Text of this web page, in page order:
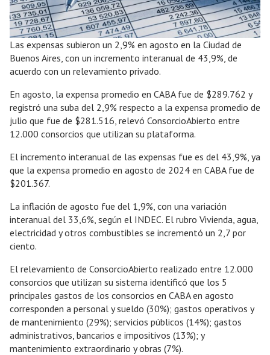
Las expensas subieron un 2,9% en agosto en la Ciudad de
Buenos Aires, con un incremento interanual de 43,9%, de
acuerdo con un relevamiento privado.
En agosto, la expensa promedio en CABA fue de $289.762 y
registró una suba del 2,9% respecto a la expensa promedio de
julio que fue de $281.516, relevó ConsorcioAbierto entre
12.000 consorcios que utilizan su plataforma.
El incremento interanual de las expensas fue es del 43,9%, ya
que la expensa promedio en agosto de 2024 en CABA fue de
$201.367.
La inflación de agosto fue del 1,9%, con una variación
interanual del 33,6%, según el INDEC. El rubro Vivienda, agua,
electricidad y otros combustibles se incrementó un 2,7 por
ciento.
El relevamiento de ConsorcioAbierto realizado entre 12.000
consorcios que utilizan su sistema identificó que los 5
principales gastos de los consorcios en CABA en agosto
corresponden a personal y sueldo (30%); gastos operativos y
de mantenimiento (29%); servicios públicos (14%); gastos
administrativos, bancarios e impositivos (13%); y
mantenimiento extraordinario y obras (7%).